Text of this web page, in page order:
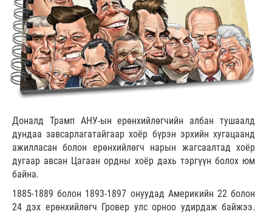
Доналд Трамп АНУ-ын ерөнхийлөгчийн албан тушаалд
дундаа завсарлагатайгаар хоёр бүрэн эрхийн хугацаанд
ажилласан болон ерөнхийлөгч нарын жагсаалтад хоёр
дугаар авсан Цагаан ордны хоёр дахь тэргүүн болох юм
байна.
1885-1889 болон 1893-1897 онуудад Америкийн 22 болон
24 дэх ерөнхийлөгч Гровер улс орноо удирдаж байжээ.